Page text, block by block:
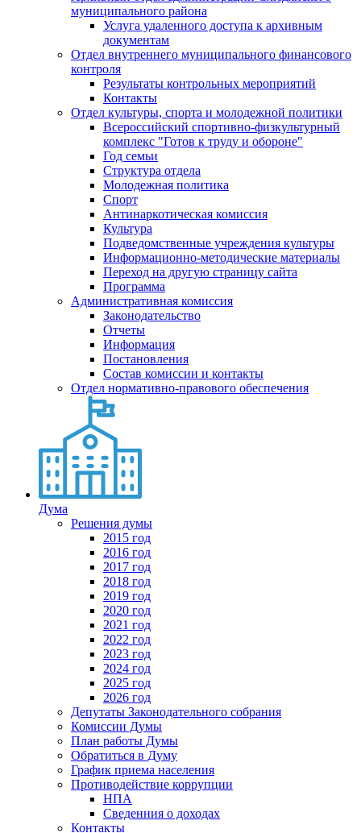
муниципального района
Услуга удаленного доступа к архивным
документам
Отдел внутреннего муниципального финансового
контроля
Результаты контрольных мероприятий
Контакты
Отдел культуры, спорта и молодежной политики
Всероссийский спортивно-физкультурный
комплекс "Готов к труду и обороне"
Год семьи
Структура отдела
Молодежная политика
Спорт
Антинаркотическая комиссия
Культура
Подведомственные учреждения культуры
Информационно-методические материалы
Переход на другую страницу сайта
Программа
Административная комиссия
Законодательство
Отчеты
Информация
Постановления
Состав комиссии и контакты
Отдел нормативно-правового обеспечения
Дума
Решения думы
2015 год
2016 год
2017 год
2018 год
2019 год
2020 год
2021 год
2022 год
2023 год
2024 год
2025 год
2026 год
Депутаты Законодательного собрания
Комиссии Думы
План работы Думы
Обратиться в Думу
График приема населения
Противодействие коррупции
НПА
Сведенния о доходах
Контакты